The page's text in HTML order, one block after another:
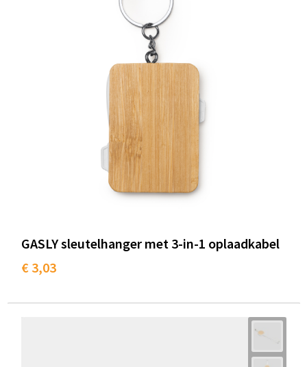
GASLY sleutelhanger met 3-in-1 oplaadkabel
€ 3,03